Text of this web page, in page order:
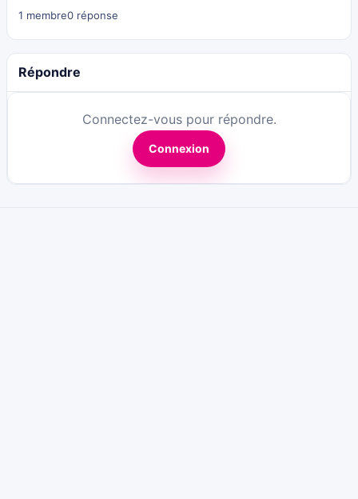
1 membre0 réponse
Répondre
Connectez-vous pour répondre.
Connexion